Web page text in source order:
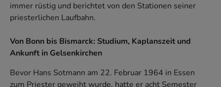
immer rüstig und berichtet von den Stationen seiner
priesterlichen Laufbahn.
Von Bonn bis Bismarck: Studium, Kaplanszeit und
Ankunft in Gelsenkirchen
Bevor Hans Sotmann am 22. Februar 1964 in Essen
zum Priester geweiht wurde, hatte er acht Semester